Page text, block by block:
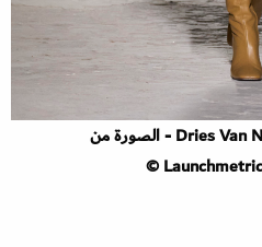
إطلالة من عرض Dries Van Noten - الصورة من